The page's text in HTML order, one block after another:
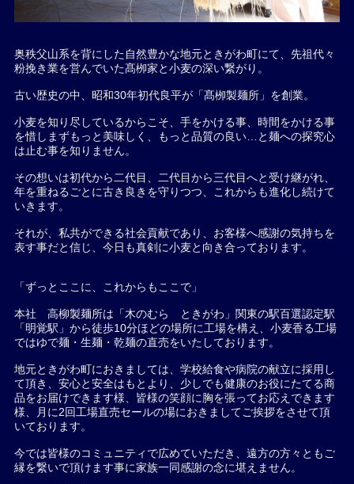
奥秩父山系を背にした自然豊かな地元ときがわ町にて、先祖代々
粉挽き業を営んでいた髙栁家と小麦の深い繋がり。
古い歴史の中、昭和30年初代良平が「髙栁製麺所」を創業。
小麦を知り尽しているからこそ、手をかける事、時間をかける事
を惜しまずもっと美味しく、もっと品質の良い…と麺への探究心
は止む事を知りません。
その想いは初代から二代目、二代目から三代目へと受け継がれ、
年を重ねるごとに古き良きを守りつつ、これからも進化し続けて
いきます。
それが、私共ができる社会貢献であり、お客様へ感謝の気持ちを
表す事だと信じ、今日も真剣に小麦と向き合っております。
「ずっとここに、これからもここで」
本社 高柳製麺所は「木のむら ときがわ」関東の駅百選認定駅
「明覚駅」から徒歩10分ほどの場所に工場を構え、小麦香る工場
ではゆで麺・生麺・乾麺の直売をいたしております。
地元ときがわ町におきましては、学校給食や病院の献立に採用し
て頂き、安心と安全はもとより、少しでも健康のお役にたてる商
品をお届けできます様、皆様の笑顔に胸を張ってお応えできます
様、月に2回工場直売セールの場におきましてご挨拶をさせて頂
いております。
今では皆様のコミュニティで広めていただき、遠方の方々ともご
縁を繋いで頂けます事に家族一同感謝の念に堪えません。